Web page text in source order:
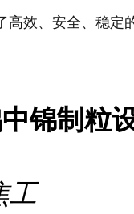
高效、安全、稳定
锦制粒
工